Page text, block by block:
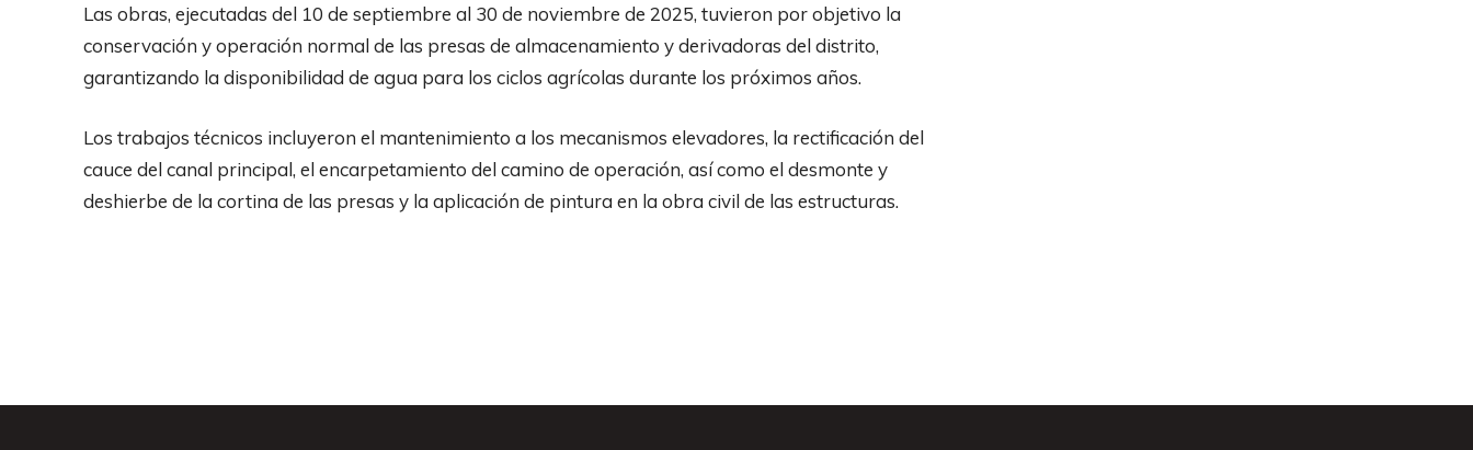
Las obras, ejecutadas del 10 de septiembre al 30 de noviembre de 2025, tuvieron por objetivo la
conservación y operación normal de las presas de almacenamiento y derivadoras del distrito,
garantizando la disponibilidad de agua para los ciclos agrícolas durante los próximos años.
Los trabajos técnicos incluyeron el mantenimiento a los mecanismos elevadores, la rectificación del
cauce del canal principal, el encarpetamiento del camino de operación, así como el desmonte y
deshierbe de la cortina de las presas y la aplicación de pintura en la obra civil de las estructuras.